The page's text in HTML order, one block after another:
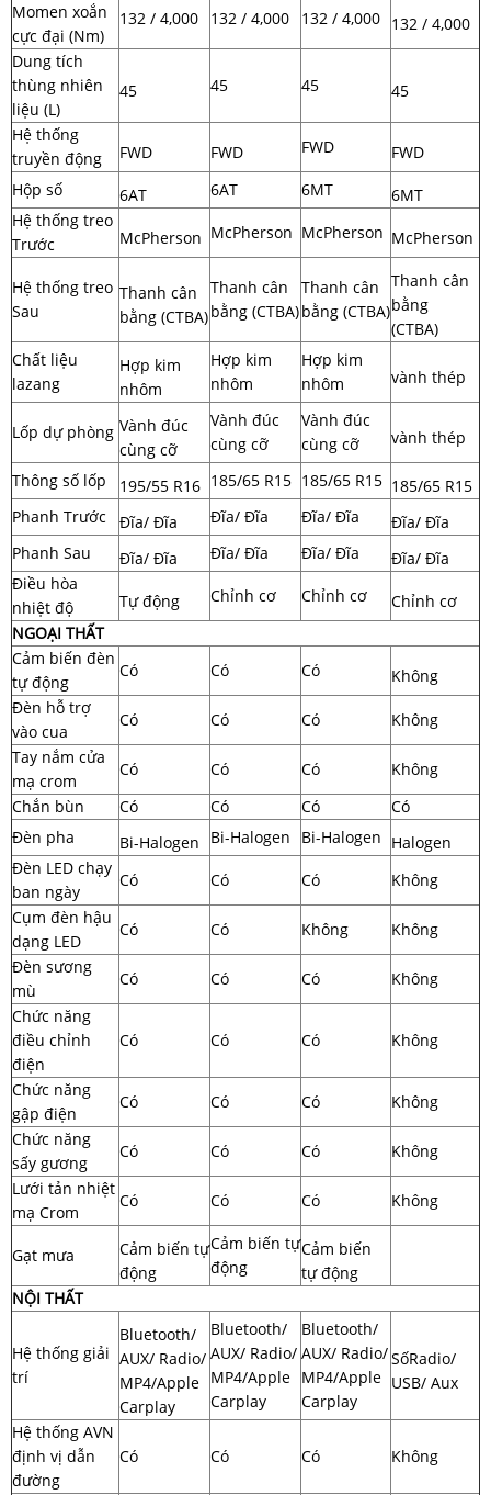
Momen xoắn
cực đại (Nm)
132 / 4,000 132 / 4,000 132 / 4,000 132 / 4,000
Dung tích
thùng nhiên
liệu (L)
45 45 45 45
Hệ thống
truyền động
FWD FWD FWD
FWD
Hộp số
6AT 6AT 6MT
6MT
Hệ thống treo
Trước
McPherson McPherson McPherson McPherson
Hệ thống treo
Sau
Thanh cân
bằng (CTBA)
Thanh cân
bằng (CTBA)
Thanh cân
bằng (CTBA)
Thanh cân
bằng
(CTBA)
Chất liệu
lazang
Hợp kim
nhôm
Hợp kim
nhôm
Hợp kim
nhôm
vành thép
Lốp dự phòng Vành đúc
cùng cỡ
Vành đúc
cùng cỡ
Vành đúc
cùng cỡ
vành thép
Thông số lốp 195/55 R16 185/65 R15 185/65 R15 185/65 R15
Phanh Trước
Đĩa/ Đĩa Đĩa/ Đĩa Đĩa/ Đĩa
Đĩa/ Đĩa
Phanh Sau
Đĩa/ Đĩa Đĩa/ Đĩa Đĩa/ Đĩa
Đĩa/ Đĩa
Điều hòa
nhiệt độ
Tự động Chỉnh cơ Chỉnh cơ
Chỉnh cơ
NGOẠI THẤT
Cảm biến đèn
tự động
Có Có Có
Không
Đèn hỗ trợ
vào cua
Có Có Có
Không
Tay nắm cửa
mạ crom
Có Có Có
Không
Chắn bùn
Có Có Có
Có
Đèn pha
Bi-Halogen Bi-Halogen Bi-Halogen Halogen
Đèn LED chạy
ban ngày
Có Có Có
Không
Cụm đèn hậu
dạng LED
Có Có Không
Không
Đèn sương
mù
Có Có Có
Không
Chức năng
điều chỉnh
điện
Có Có Có Không
Chức năng
gập điện
Có Có Có
Không
Chức năng
sấy gương
Có Có Có
Không
Lưới tản nhiệt
mạ Crom
Có Có Có Không
Gạt mưa
Cảm biến tự
động
Cảm biến tự
động
Cảm biến
tự động
NỘI THẤT
Hệ thống giải
trí
Bluetooth/
AUX/ Radio/
MP4/Apple
Carplay
Bluetooth/
AUX/ Radio/
MP4/Apple
Carplay
Bluetooth/
AUX/ Radio/
MP4/Apple
Carplay
SốRadio/
USB/ Aux
Hệ thống AVN
định vị dẫn
đường
Có Có Có Không